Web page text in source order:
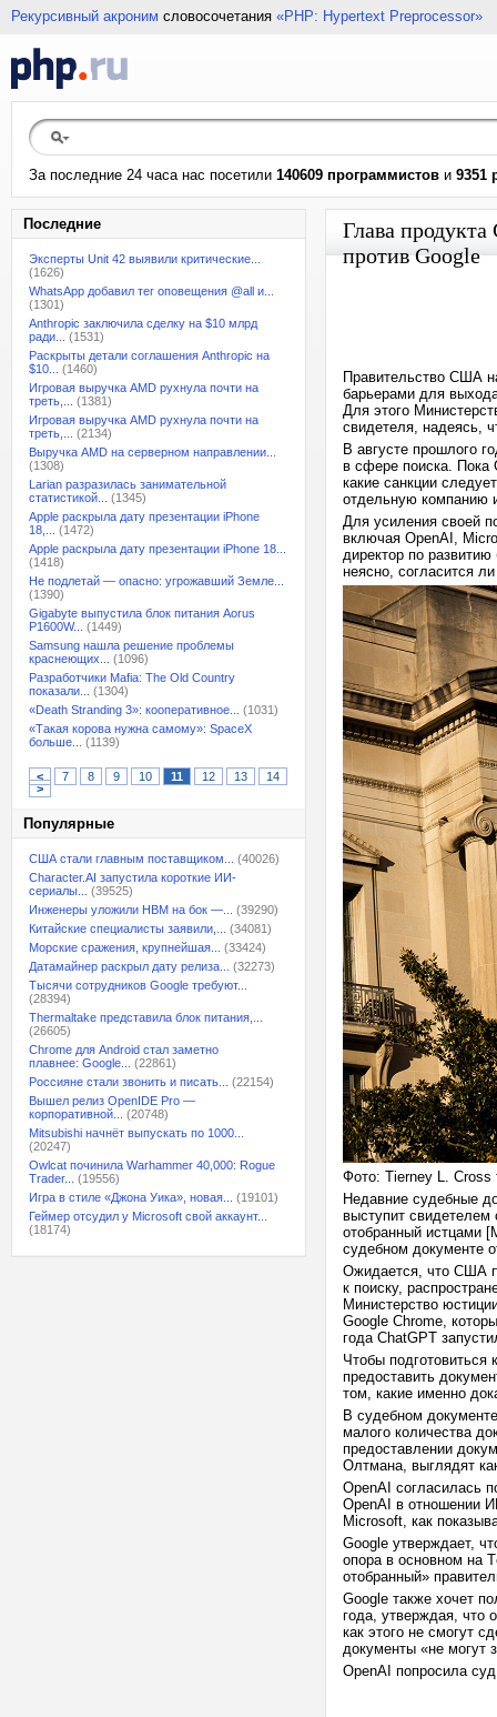
Рекурсивный акроним словосочетания «PHP: Hypertext Preprocessor»
За последние 24 часа нас посетили 140609 программистов и 9351
Последние
Эксперты Unit 42 выявили критические...
(1626)
WhatsApp добавил тег оповещения @all и...
(1301)
Anthropic заключила сделку на $10 млрд
ради...
(1531)
Раскрыты детали соглашения Anthropic на
$10...
(1460)
Игровая выручка AMD рухнула почти на
треть,...
(1381)
Игровая выручка AMD рухнула почти на
треть,...
(2134)
Выручка AMD на серверном направлении...
(1308)
Larian разразилась занимательной
статистикой...
(1345)
Apple раскрыла дату презентации iPhone
18,...
(1472)
Apple раскрыла дату презентации iPhone 18...
(1418)
Не подлетай — опасно: угрожавший Земле...
(1390)
Gigabyte выпустила блок питания Aorus
P1600W...
(1449)
Samsung нашла решение проблемы
краснеющих...
(1096)
Разработчики Mafia: The Old Country
показали...
(1304)
«Death Stranding 3»: кооперативное...
(1031)
«Такая корова нужна самому»: SpaceX
больше...
(1139)
< 7 8 9 10 11 12 13
14
>
Популярные
США стали главным поставщиком...
(40026)
Character.AI запустила короткие ИИ-
сериалы...
(39525)
Инженеры уложили HBM на бок —...
(39290)
Китайские специалисты заявили,...
(34081)
Морские сражения, крупнейшая...
(33424)
Датамайнер раскрыл дату релиза...
(32273)
Тысячи сотрудников Google требуют...
(28394)
Thermaltake представила блок питания,...
(26605)
Chrome для Android стал заметно
плавнее: Google...
(22861)
Россияне стали звонить и писать...
(22154)
Вышел релиз OpenIDE Pro —
корпоративной...
(20748)
Mitsubishi начнёт выпускать по 1000...
(20247)
Owlcat починила Warhammer 40,000: Rogue
Trader...
(19556)
Игра в стиле «Джона Уика», новая...
(19101)
Геймер отсудил у Microsoft свой аккаунт...
(18174)
Глава
против Google
Правительство США
барьерами для
Для этого
свидетеля, надеясь,
В августе прошлого
в сфере поиска. Пока
какие санкции
отдельную компанию
Для усиления своей
включая OpenAI,
директор по
неясно, согласится
Фото: Tierney L. Cross
Недавние судебные
выступит
отобранный истцами
судебном документе
Ожидается, что США
к поиску,
Министерство
Google Chrome,
года ChatGPT
Чтобы подготовиться
предоставить
том, какие именно
В судебном
малого количества
предоставлении
Олтмана, выглядят
OpenAI согласилась
OpenAI в отношении
Microsoft, как
Google утверждает,
опора в основном на
отобранный»
Google также хочет
года, утверждая, что
как этого не смогут
документы «не могут
OpenAI попросила